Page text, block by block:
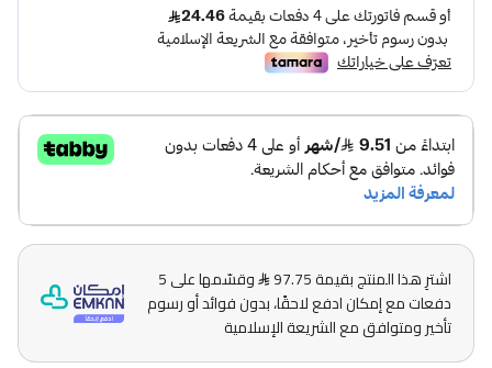
اشترِ هذا المنتج بقيمة 97.75
وقسّمها على 5
دفعات مع إمكان ادفع لاحقًا، بدون فوائد أو رسوم
تأخير ومتوافق مع الشريعة الإسلامية